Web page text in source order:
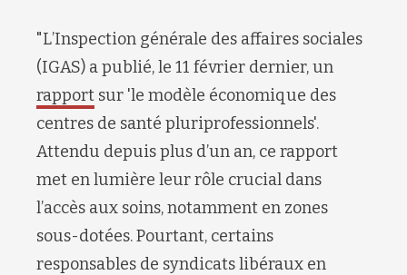
"L’Inspection générale des affaires sociales
(IGAS) a publié, le 11 février dernier, un
rapport sur 'le modèle économique des
centres de santé pluriprofessionnels'.
Attendu depuis plus d’un an, ce rapport
met en lumière leur rôle crucial dans
l’accès aux soins, notamment en zones
sous-dotées. Pourtant, certains
responsables de syndicats libéraux en